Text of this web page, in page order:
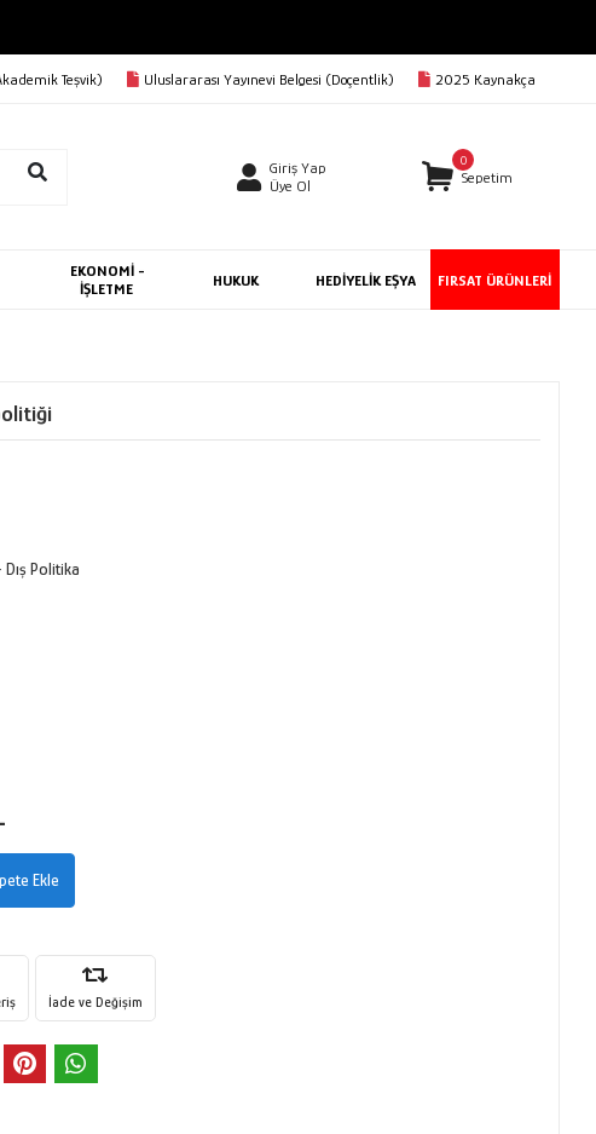
Teşvik) Uluslararası Yayınevi Belgesi (Doçentlik) 2025 Kaynakça
Giriş Yap
Üye Ol
0
Sepetim
EKONOMİ -
İŞLETME
HUKUK HEDİYELİK EŞYA FIRSAT ÜRÜNLERİ
Politika
Ekle
İade ve Değişim